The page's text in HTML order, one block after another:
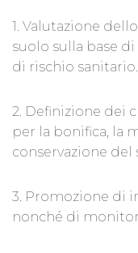
1. Valutazione
suolo sulla base
di rischio sanitario.
2. Definizione dei
per la bonifica, la
conservazione del
3. Promozione di
nonché di